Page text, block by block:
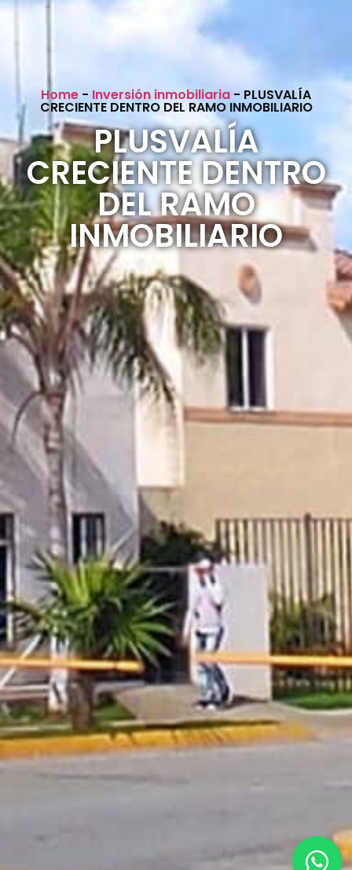
Home - Inversión inmobiliaria - PLUSVALÍA
CRECIENTE DENTRO DEL RAMO INMOBILIARIO
PLUSVALÍA
CRECIENTE DENTRO
DEL RAMO
INMOBILIARIO